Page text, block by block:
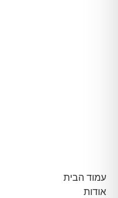
עמוד הבית
אודות